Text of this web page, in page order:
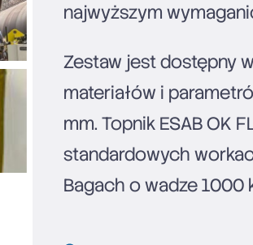
najwyższym
Zestaw jest dostępny
materiałów i
mm. Topnik ESAB OK
standardowych
Bagach o wadze 1000